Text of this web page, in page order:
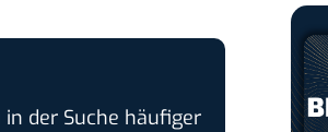
der Suche häufiger